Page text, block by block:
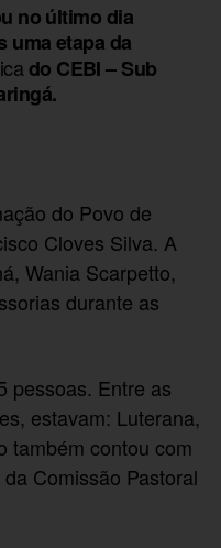
no último dia
uma etapa da
do CEBI – Sub
do Povo de
Cloves Silva. A
Wania Scarpetto,
durante as
pessoas. Entre as
estavam: Luterana,
também contou com
Comissão Pastoral